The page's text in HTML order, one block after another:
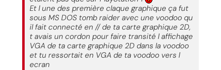
Et l une des première claque graphique ça fut
sous MS DOS tomb raider avec une voodoo qu
il fait connecté en // de ta carte graphique 2D,
t avais un cordon pour faire transité l affichage
VGA de ta carte graphique 2D dans la voodoo
et tu ressortait en VGA de ta voodoo vers l
ecran